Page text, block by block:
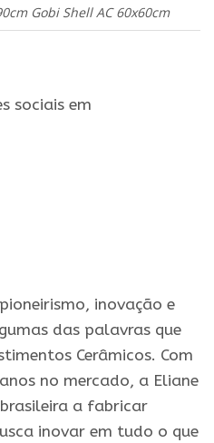
Gobi Shell AC 60x60cm
sociais em
inovação e
das palavras que
Cerâmicos. Com
no mercado, a Eliane
a fabricar
inovar em tudo o que